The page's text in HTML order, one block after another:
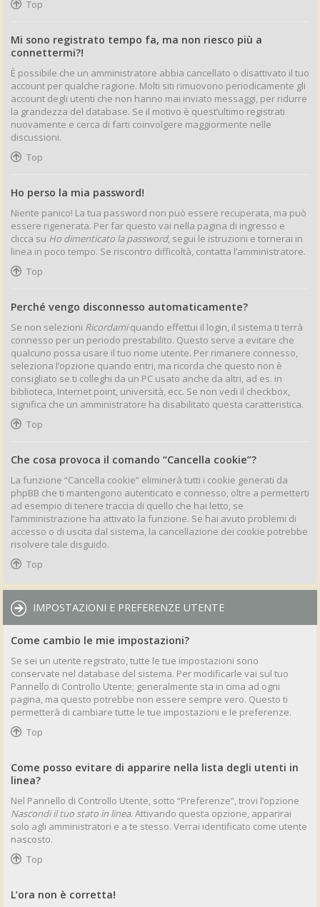
Top
Mi sono registrato tempo fa, ma non riesco più a
connettermi?!
È possibile che un amministratore abbia cancellato o disattivato il tuo
account per qualche ragione. Molti siti rimuovono periodicamente gli
account degli utenti che non hanno mai inviato messaggi, per ridurre
la grandezza del database. Se il motivo è quest’ultimo registrati
nuovamente e cerca di farti coinvolgere maggiormente nelle
discussioni.
Top
Ho perso la mia password!
Niente panico! La tua password non può essere recuperata, ma può
essere rigenerata. Per far questo vai nella pagina di ingresso e
clicca su Ho dimenticato la password, segui le istruzioni e tornerai in
linea in poco tempo. Se riscontro difficoltà, contatta l’amministratore.
Top
Perché vengo disconnesso automaticamente?
Se non selezioni Ricordamiquando effettui il login, il sistema ti terrà
connesso per un periodo prestabilito. Questo serve a evitare che
qualcuno possa usare il tuo nome utente. Per rimanere connesso,
seleziona l’opzione quando entri, ma ricorda che questo non è
consigliato se ti colleghi da un PC usato anche da altri, ad es. in
biblioteca, Internet point, università, ecc. Se non vedi il checkbox,
significa che un amministratore ha disabilitato questa caratteristica.
Top
Che cosa provoca il comando “Cancella cookie”?
La funzione “Cancella cookie” eliminerà tutti i cookie generati da
phpBB che ti mantengono autenticato e connesso, oltre a permetterti
ad esempio di tenere traccia di quello che hai letto, se
l’amministrazione ha attivato la funzione. Se hai avuto problemi di
accesso o di uscita dal sistema, la cancellazione dei cookie potrebbe
risolvere tale disguido.
Top
IMPOSTAZIONI E PREFERENZE UTENTE
Come cambio le mie impostazioni?
Se sei un utente registrato, tutte le tue impostazioni sono
conservate nel database del sistema. Per modificarle vai sul tuo
Pannello di Controllo Utente; generalmente sta in cima ad ogni
pagina, ma questo potrebbe non essere sempre vero. Questo ti
permetterà di cambiare tutte le tue impostazioni e le preferenze.
Top
Come posso evitare di apparire nella lista degli utenti in
linea?
Nel Pannello di Controllo Utente, sotto “Preferenze”, trovi l’opzione
Nascondi il tuo stato in linea. Attivando questa opzione, apparirai
solo agli amministratori e a te stesso. Verrai identificato come utente
nascosto.
Top
L’ora non è corretta!